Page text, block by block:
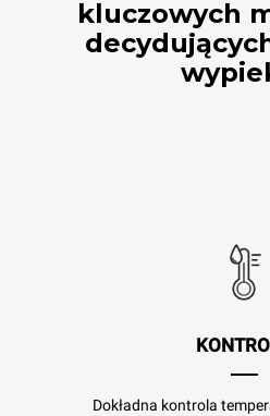
kluczowych
Dokładna kontrola